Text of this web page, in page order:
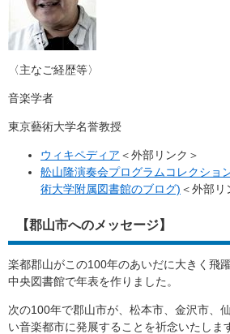
〈主なご経歴等〉
音楽学者
東京藝術大学名誉教授
ウィキペディア ＜外部リンク＞
舩山隆演奏会プログラムコレクショ
術大学附属図書館のブログ) ＜外部リ
【郡山市へのメッセージ】
楽都郡山がこの100年のあいだに大きく飛
中央図書館で年表を作りました。
次の100年で郡山市が、松本市、金沢市、
い音楽都市に発展することを祈念いたしま